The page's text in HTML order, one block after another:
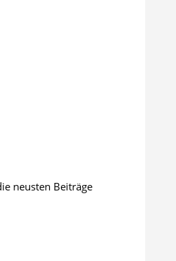
neusten Beiträge